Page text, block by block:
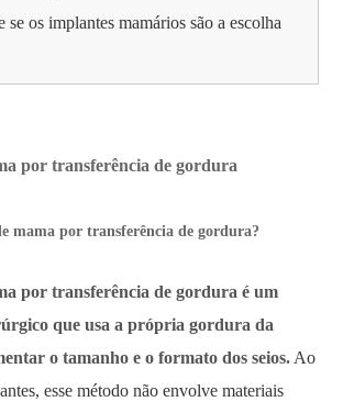
se os implantes mamários são a escolha
por transferência de gordura
mama por transferência de gordura?
por transferência de gordura é um
que usa a própria gordura da
o tamanho e o formato dos seios. Ao
esse método não envolve materiais